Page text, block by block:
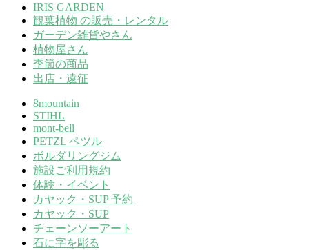
IRIS GARDEN
観葉植物 の販売・レンタル
ガーデン雑貨やさん
植物屋さん
季節の商品
出店・遠征
8mountain
STIHL
mont-bell
PETZL ペツル
ボルダリングジム
施設ご利用規約
体験・イベント
カヤック・SUP 予約
カヤック・SUP
チェーンソーアート
石に字を彫る